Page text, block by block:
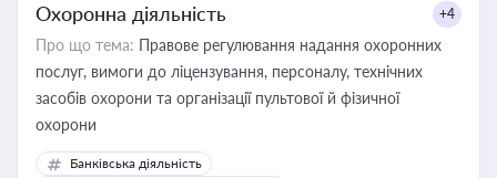
Охоронна діяльність +4
Про що тема: Правове регулювання надання охоронних
послуг, вимоги до ліцензування, персоналу, технічних
засобів охорони та організації пультової й фізичної
охорони
Банківська діяльність